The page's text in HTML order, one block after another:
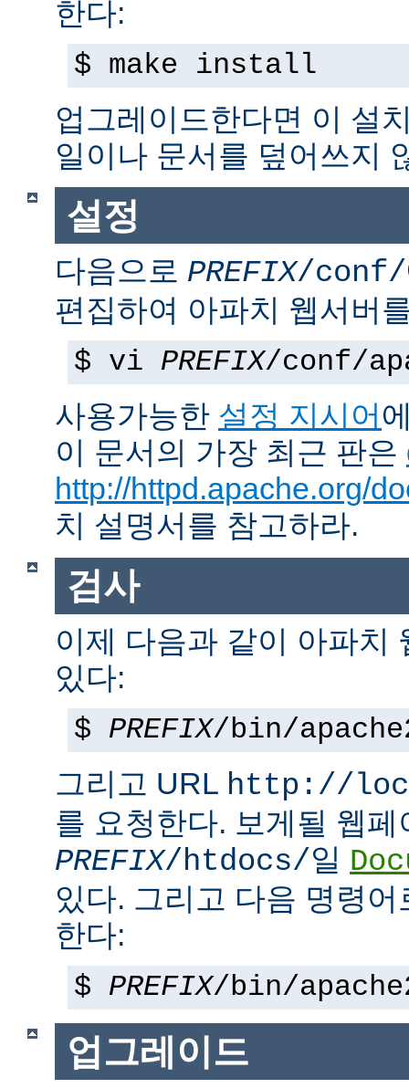
한다:
$ make install
업그레이드한다면 이 설
일이나 문서를 덮어쓰지
설정
다음으로 PREFIX/conf/
편집하여 아파치 웹서버
$ vi PREFIX/conf/
사용가능한 설정 지시어
이 문서의 가장 최근 판은
http://httpd.apache.org/
치 설명서를 참고하라.
검사
이제 다음과 같이 아파치
있다:
$ PREFIX/bin/
그리고 URL http://
를 요청한다. 보게될 웹
PREFIX/htdocs/일
있다. 그리고 다음 명령
한다:
$ PREFIX/bin/
업그레이드